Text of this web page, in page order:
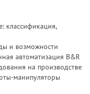
классификация,
и возможности
автоматизация B&R
на производстве
манипуляторы